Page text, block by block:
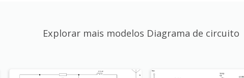
Explorar mais modelos Diagrama de circuito